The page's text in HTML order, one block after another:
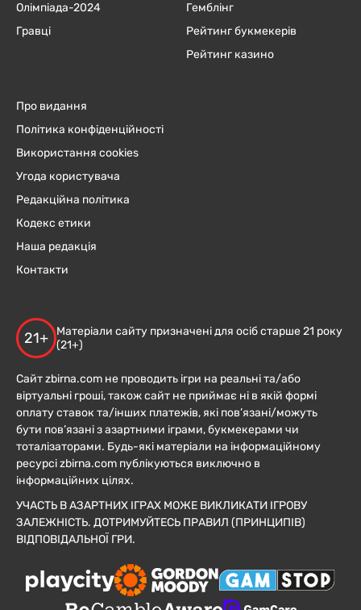
Олімпіада-2024
Гравці
Гемблінг
Рейтинг букмекерів
Рейтинг казино
Про видання
Політика конфіденційності
Використання cookies
Угода користувача
Редакційна політика
Кодекс етики
Наша редакція
Контакти
21+
Матеріали сайту призначені для осіб старше 21 року
(21+)
Сайт zbirna.com не проводить ігри на реальні та/або
віртуальні гроші, також сайт не приймає ні в якій формі
оплату ставок та/інших платежів, які пов’язані/можуть
бути пов’язані з азартними іграми, букмекерами чи
тоталізаторами. Будь-які матеріали на інформаційному
ресурсі zbirna.com публікуються виключно в
інформаційних цілях.
УЧАСТЬ В АЗАРТНИХ ІГРАХ МОЖЕ ВИКЛИКАТИ ІГРОВУ
ЗАЛЕЖНІСТЬ. ДОТРИМУЙТЕСЬ ПРАВИЛ (ПРИНЦИПІВ)
ВІДПОВІДАЛЬНОЇ ГРИ.